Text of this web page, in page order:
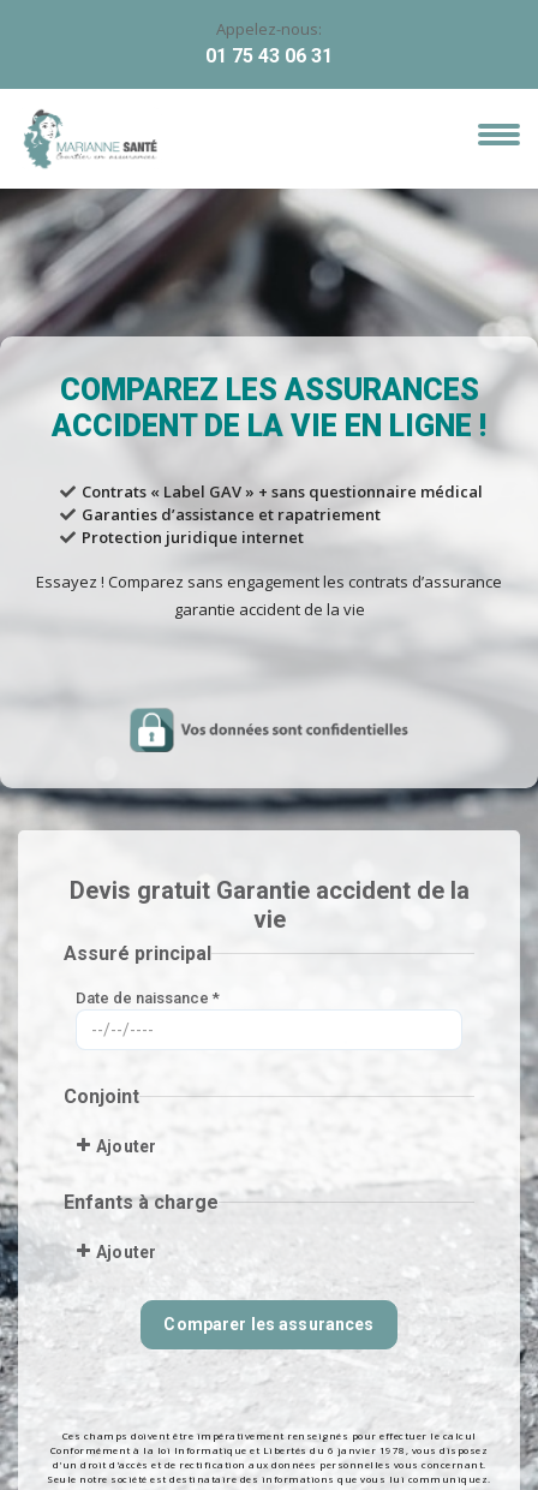
Appelez-nous:
01 75 43 06 31
COMPAREZ LES ASSURANCES
ACCIDENT DE LA VIE EN LIGNE !
Contrats « Label GAV » + sans questionnaire médical
Garanties d’assistance et rapatriement
Protection juridique internet
Essayez ! Comparez sans engagement les contrats d’assurance
garantie accident de la vie
Ces champs doivent être impérativement renseignés pour effectuer le calcul
Conformément à la loi Informatique et Libertés du 6 janvier 1978, vous disposez
d'un droit d'accès et de rectification aux données personnelles vous concernant.
Seule notre société est destinataire des informations que vous lui communiquez.